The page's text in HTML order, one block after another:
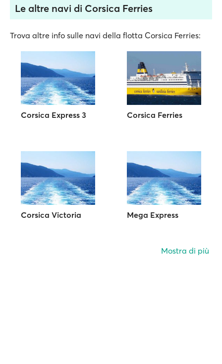
Le altre navi di Corsica Ferries
Trova altre info sulle navi della flotta Corsica Ferries:
Corsica Express 3 Corsica Ferries
Corsica Victoria Mega Express
Mostra di più